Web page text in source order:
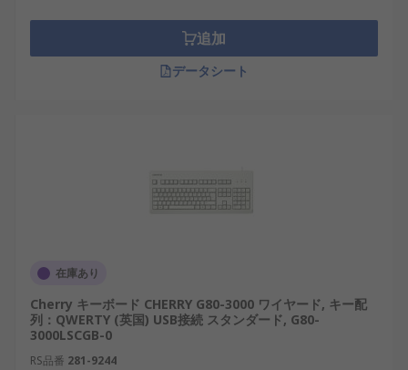
追加
データシート
在庫あり
Cherry キーボード CHERRY G80-3000 ワイヤード, キー配
列：QWERTY (英国) USB接続 スタンダード, G80-
3000LSCGB-0
RS品番 281-9244